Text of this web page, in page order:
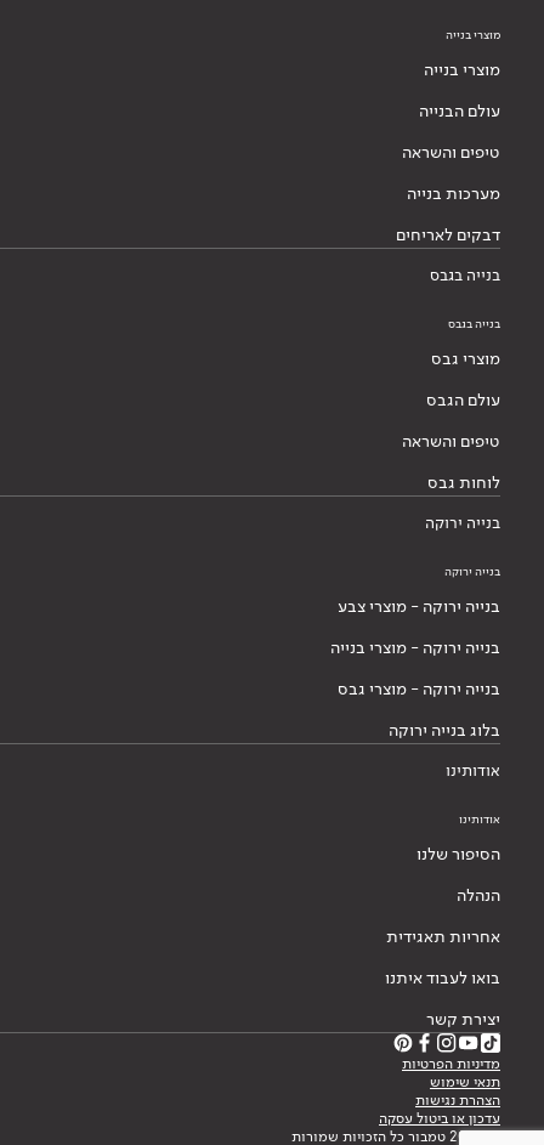
מוצרי בנייה
מוצרי בנייה
עולם הבנייה
טיפים והשראה
מערכות בנייה
דבקים לאריחים
בנייה בגבס
בנייה בגבס
מוצרי גבס
עולם הגבס
טיפים והשראה
לוחות גבס
בנייה ירוקה
בנייה ירוקה
בנייה ירוקה - מוצרי צבע
בנייה ירוקה - מוצרי בנייה
בנייה ירוקה - מוצרי גבס
בלוג בנייה ירוקה
אודותינו
אודותינו
הסיפור שלנו
הנהלה
אחריות תאגידית
בואו לעבוד איתנו
יצירת קשר
מדיניות הפרטיות
תנאי שימוש
הצהרת נגישות
עדכון או ביטול עסקה
© 2026 טמבור כל הזכויות שמורות